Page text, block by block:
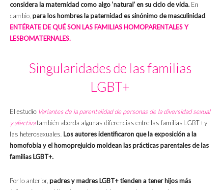
considera la maternidad como algo ‘natural’ en su ciclo de vida. En
cambio, para los hombres la paternidad es sinónimo de masculinidad.
ENTÉRATE DE QUÉ SON LAS FAMILIAS HOMOPARENTALES Y
LESBOMATERNALES.
Singularidades de las familias
LGBT+
El estudio Variantes de la parentalidad de personas de la diversidad sexual
y afectivatambién aborda algunas diferencias entre las familias LGBT+ y
las heterosexuales. Los autores identificaron que la exposición a la
homofobia y el homoprejuicio moldean las prácticas parentales de las
familias LGBT+.
Por lo anterior, padres y madres LGBT+ tienden a tener hijos más